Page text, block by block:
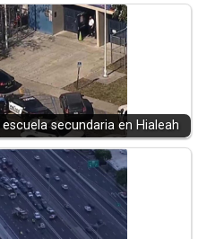
secundaria en Hialeah